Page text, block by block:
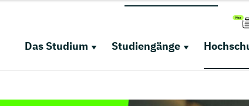
Das Studium Studiengänge